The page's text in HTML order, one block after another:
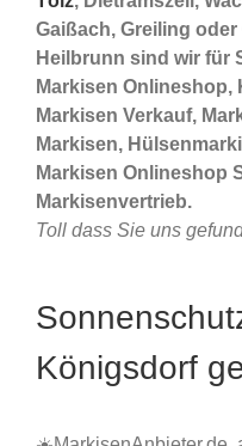
Gaißach, Greiling oder
Heilbrunn sind wir für
Markisen Onlineshop,
Markisen Verkauf,
Markisen,
Markisen Onlineshop
Markisenvertrieb.
Toll dass Sie uns
Königsdorf